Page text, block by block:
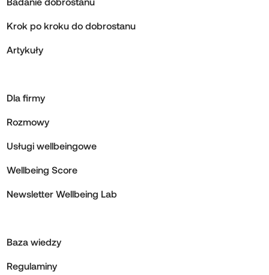
Krok po kroku do dobrostanu
Artykuły
Dla firmy
Rozmowy
Usługi wellbeingowe
Wellbeing Score
Newsletter Wellbeing Lab
Baza wiedzy
Regulaminy